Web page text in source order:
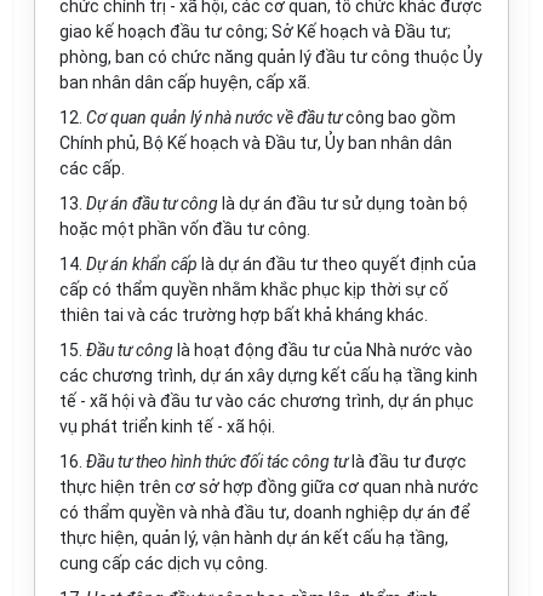
chức chính trị - xã hội, các cơ quan, tổ chức khác được
giao kế hoạch đầu tư công; Sở Kế hoạch và Đầu tư;
phòng, ban có chức năng quản lý đầu tư công thuộc Ủy
ban nhân dân cấp huyện, cấp xã.
12. Cơ quan quản lý nhà nước về đầu tưcông bao gồm
Chính phủ, Bộ Kế hoạch và Đầu tư, Ủy ban nhân dân
các cấp.
13. Dự án đầu tư công là dự án đầu tư sử dụng toàn bộ
hoặc một phần vốn đầu tư công.
14. Dự án khẩn cấp là dự án đầu tư theo quyết định của
cấp có thẩm quyền nhằm khắc phục kịp thời sự cố
thiên tai và các trường hợp bất khả kháng khác.
15. Đầu tư công là hoạt động đầu tư của Nhà nước vào
các chương trình, dự án xây dựng kết cấu hạ tầng kinh
tế - xã hội và đầu tư vào các chương trình, dự án phục
vụ phát triển kinh tế - xã hội.
16. Đầu tư theo hình thức đối tác công tưlà đầu tư được
thực hiện trên cơ sở hợp đồng giữa cơ quan nhà nước
có thẩm quyền và nhà đầu tư, doanh nghiệp dự án để
thực hiện, quản lý, vận hành dự án kết cấu hạ tầng,
cung cấp các dịch vụ công.